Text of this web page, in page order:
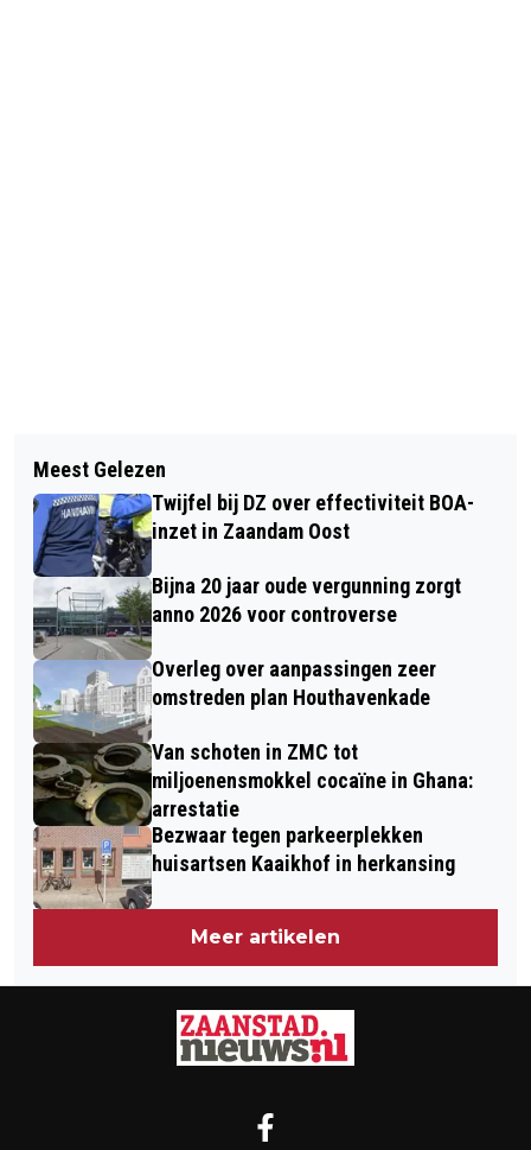
VERDERE AFSCHALING
DIENSTREGELING EBS IN DE
KERSTVAKANTIE
STRAKS ALLEEN SPRINTERS TUSSEN
ZAANDAM EN ALKMAAR VANWEGE
STORM CONALL
Meest Gelezen
Twijfel bij DZ over effectiviteit BOA-
inzet in Zaandam Oost
Bijna 20 jaar oude vergunning zorgt
anno 2026 voor controverse
Overleg over aanpassingen zeer
omstreden plan Houthavenkade
Van schoten in ZMC tot
miljoenensmokkel cocaïne in Ghana:
arrestatie
Bezwaar tegen parkeerplekken
huisartsen Kaaikhof in herkansing
Meer artikelen